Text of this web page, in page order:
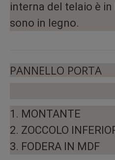
interna del telaio è
sono in legno.
PANNELLO PORTA
1. MONTANTE
2. ZOCCOLO
3. FODERA IN MDF